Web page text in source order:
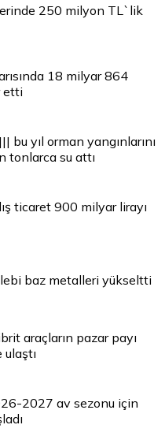
250 milyon TL`lik
18 milyar 864
etti
bu yıl orman yangınlarını
tonlarca su attı
ticaret 900 milyar lirayı
baz metalleri yükseltti
araçların pazar payı
2027 av sezonu için